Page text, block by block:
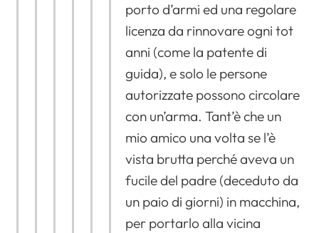
porto d’armi ed una regolare
licenza da rinnovare ogni tot
anni (come la patente di
guida), e solo le persone
autorizzate possono circolare
con un’arma. Tant’è che un
mio amico una volta se l’è
vista brutta perché aveva un
fucile del padre (deceduto da
un paio di giorni) in macchina,
per portarlo alla vicina